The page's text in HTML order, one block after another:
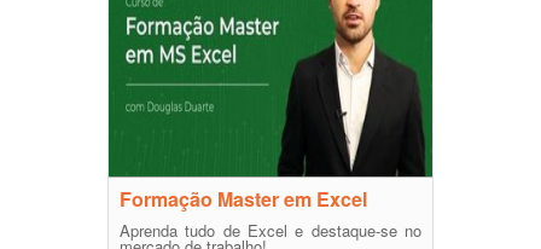
Formação Master em Excel
Aprenda tudo de Excel e destaque-se no